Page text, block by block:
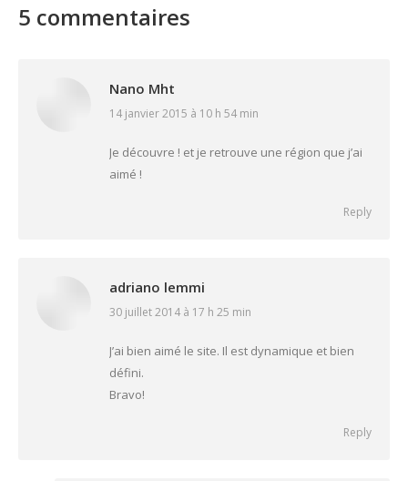
5 commentaires
Nano Mht
says:
14 janvier 2015 à 10 h 54 min
Je découvre ! et je retrouve une région que j’ai
aimé !
Reply
adriano lemmi
says:
30 juillet 2014 à 17 h 25 min
J’ai bien aimé le site. Il est dynamique et bien
défini.
Bravo!
Reply